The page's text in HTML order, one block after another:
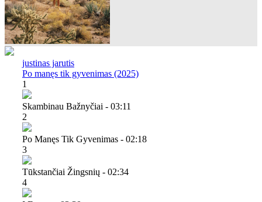
justinas jarutis
Po manęs tik gyvenimas (2025)
1
Skambinau Bažnyčiai - 03:11
2
Po Manęs Tik Gyvenimas - 02:18
3
Tūkstančiai Žingsnių - 02:34
4